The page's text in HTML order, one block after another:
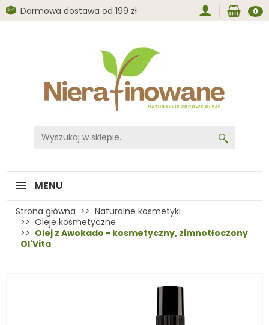
Darmowa dostawa od 199 zł 0
MENU
Strona główna
Naturalne kosmetyki
Oleje kosmetyczne
Olej z Awokado - kosmetyczny, zimnotłoczony
Ol'Vita